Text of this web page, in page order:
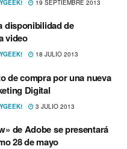
19 SEPTIEMBRE 2013
disponibilidad de
video
18 JULIO 2013
de compra por una nueva
Digital
3 JULIO 2013
de Adobe se presentará
28 de mayo